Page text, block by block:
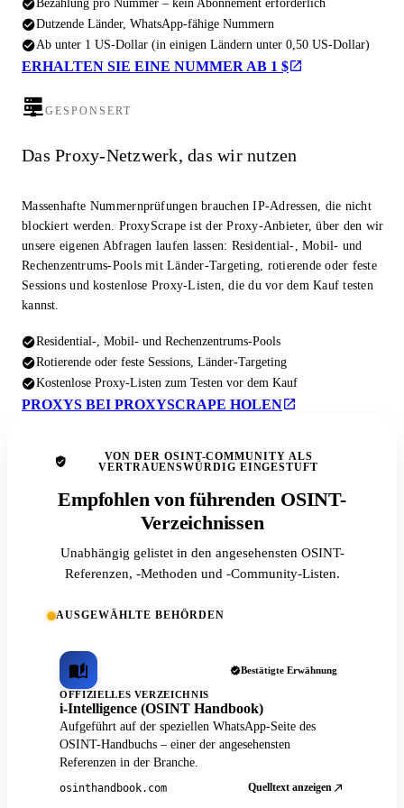
Dutzende Länder, WhatsApp-fähige Nummern
Ab unter 1 US-Dollar (in einigen Ländern unter 0,50 US-Dollar)
ERHALTEN SIE EINE NUMMER AB 1 $
GESPONSERT
Das Proxy-Netzwerk, das wir nutzen
Massenhafte Nummernprüfungen brauchen IP-Adressen, die nicht
blockiert werden. ProxyScrape ist der Proxy-Anbieter, über den wir
unsere eigenen Abfragen laufen lassen: Residential-, Mobil- und
Rechenzentrums-Pools mit Länder-Targeting, rotierende oder feste
Sessions und kostenlose Proxy-Listen, die du vor dem Kauf testen
kannst.
Residential-, Mobil- und Rechenzentrums-Pools
Rotierende oder feste Sessions, Länder-Targeting
Kostenlose Proxy-Listen zum Testen vor dem Kauf
PROXYS BEI PROXYSCRAPE HOLEN
VON DER OSINT-COMMUNITY ALS
VERTRAUENSWÜRDIG EINGESTUFT
Empfohlen von führenden OSINT-
Verzeichnissen
Unabhängig gelistet in den angesehensten OSINT-
Referenzen, -Methoden und -Community-Listen.
AUSGEWÄHLTE BEHÖRDEN
Bestätigte Erwähnung
OFFIZIELLES VERZEICHNIS
i-Intelligence (OSINT Handbook)
Aufgeführt auf der speziellen WhatsApp-Seite des
OSINT-Handbuchs – einer der angesehensten
Referenzen in der Branche.
osinthandbook.com Quelltext anzeigen